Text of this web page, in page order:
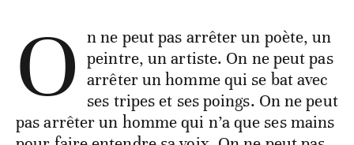
O n ne peut pas arrêter un poète, un
peintre, un artiste. On ne peut pas
arrêter un homme qui se bat avec
ses tripes et ses poings. On ne peut
pas arrêter un homme qui n’a que ses mains